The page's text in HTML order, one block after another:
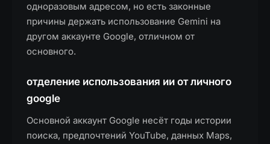
одноразовым адресом, но есть законные
причины держать использование Gemini на
другом аккаунте Google, отличном от
основного.
отделение использования ии от личного
google
Основной аккаунт Google несёт годы истории
поиска, предпочтений YouTube, данных Maps,